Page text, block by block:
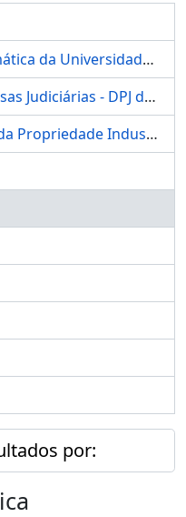
Departamento de Matemática da Universidade de Brasília
Departamento de Pesquisas Judiciárias - DPJ do CNJ
Departamento Nacional da Propriedade Industrial
por: